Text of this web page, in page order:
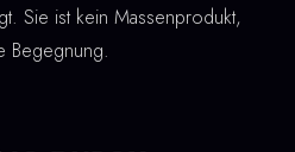
Sie ist kein Massenprodukt,
Begegnung.